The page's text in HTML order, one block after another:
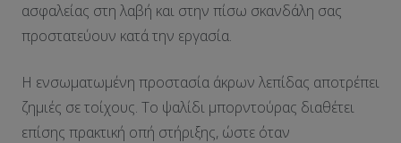
ασφαλείας στη λαβή και στην πίσω σκανδάλη σας
προστατεύουν κατά την εργασία.
Η ενσωματωμένη προστασία άκρων λεπίδας αποτρέπει
ζημιές σε τοίχους. Το ψαλίδι μπορντούρας διαθέτει
επίσης πρακτική οπή στήριξης, ώστε όταν